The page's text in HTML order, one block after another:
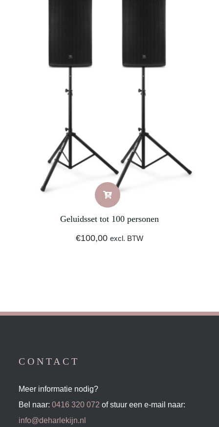
Geluidsset tot 100 personen
€100,00 excl. BTW
CONTACT
Meer informatie nodig?
Bel naar: 0416 320 072 of stuur een e-mail naar:
info@deharlekijn.nl